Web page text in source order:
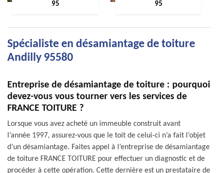
95
95
Spécialiste en désamiantage de toiture
Andilly 95580
Entreprise de désamiantage de toiture : pourquoi
devez-vous vous tourner vers les services de
FRANCE TOITURE ?
Lorsque vous avez acheté un immeuble construit avant
l’année 1997, assurez-vous que le toit de celui-ci n’a fait l’objet
d’un désamiantage. Faites appel à l’entreprise de désamiantage
de toiture FRANCE TOITURE pour effectuer un diagnostic et de
procéder à cette opération. Cette dernière est un prestataire de